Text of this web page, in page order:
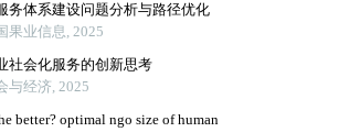
务体系建设问题分析与路径优化
果业信息, 2025
社会化服务的创新思考
与经济, 2025
better? optimal ngo size of human